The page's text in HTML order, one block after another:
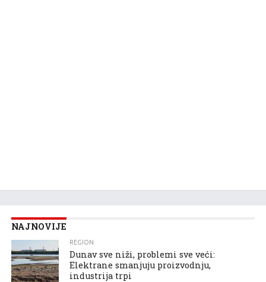
NAJNOVIJE
REGION
Dunav sve niži, problemi sve veći:
Elektrane smanjuju proizvodnju,
industrija trpi